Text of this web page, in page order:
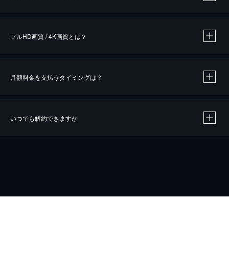
※40％ポイント還元の対象は、クレジットカード決済による作品の購入 / レンタルです。
フルHD画質 / 4K画質とは？
月額料金を支払うタイミングは？
いつでも解約できますか